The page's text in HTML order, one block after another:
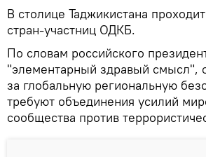
В столице Таджикистана
стран-участниц ОДКБ.
По словам российского
"элементарный здравый смысл",
за глобальную региональную
требуют объединения усилий
сообщества против